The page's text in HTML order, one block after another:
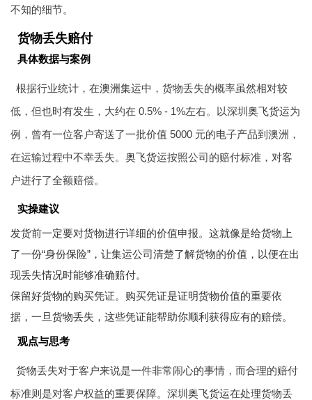
不知的细节。
货物丢失赔付
具体数据与案例
根据行业统计，在澳洲集运中，货物丢失的概率虽然相对较
低，但也时有发生，大约在 0.5% - 1%左右。以深圳 奥飞货运为
例，曾有一位客户寄送了一批价值 5000 元的电子产品到澳洲，
在运输过程中不幸丢失。 奥飞货运按照公司的赔付标准，对客
户进行了全额赔偿。
实操建议
发货前一定要对货物进行详细的价值申报。这就像是给货物上
了一份“身份保险”，让集运公司清楚了解货物的价值，以便在出
现丢失情况时能够准确赔付。
保留好货物的购买凭证。购买凭证是证明货物价值的重要依
据，一旦货物丢失，这些凭证能帮助你顺利获得应有的赔偿。
观点与思考
货物丢失对于客户来说是一件非常闹心的事情，而合理的赔付
标准则是对客户权益的重要保障。深圳 奥飞货运在处理货物丢